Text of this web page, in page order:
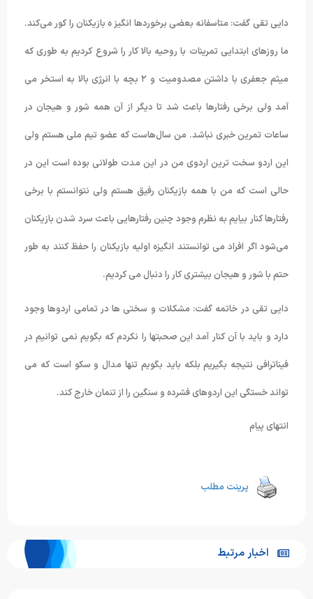
دایی تقی گفت: متاسفانه بعضی برخوردها انگیز ه بازیکنان را کور می‌کند.
ما روزهای ابتدایی تمرینات با روحیه بالا کار را شروع کردیم به طوری که
میثم جعفری با داشتن مصدومیت و ۲ بچه با انرژی بالا به استخر می
آمد ولی برخی رفتارها باعث شد تا دیگر از آن همه شور و هیجان در
ساعات تمرین خبری نباشد. من سال‌هاست که عضو تیم ملی هستم ولی
این اردو سخت ترین اردوی من در این مدت طولانی بوده است این در
حالی است که من با همه بازیکنان رفیق هستم ولی نتوانستم با برخی
رفتارها کنار بیایم به نظرم وجود چنین رفتارهایی باعث سرد شدن بازیکنان
می‌شود اگر افراد می توانستند انگیزه اولیه بازیکنان را حفظ کنند به طور
حتم با شور و هیجان بیشتری کار را دنبال می کردیم.
دایی تقی در خاتمه گفت: مشکلات و سختی ها در تمامی اردوها وجود
دارد و باید با آن کنار آمد این صحبتها را نکردم که بگویم نمی توانیم در
فیناترافی نتیجه بگیریم بلکه باید بگویم تنها مدال و سکو است که می
تواند خستگی این اردوهای فشرده و سنگین را از تنمان خارج کند.
انتهای پیام
پرینت مطلب
اخبار مرتبط